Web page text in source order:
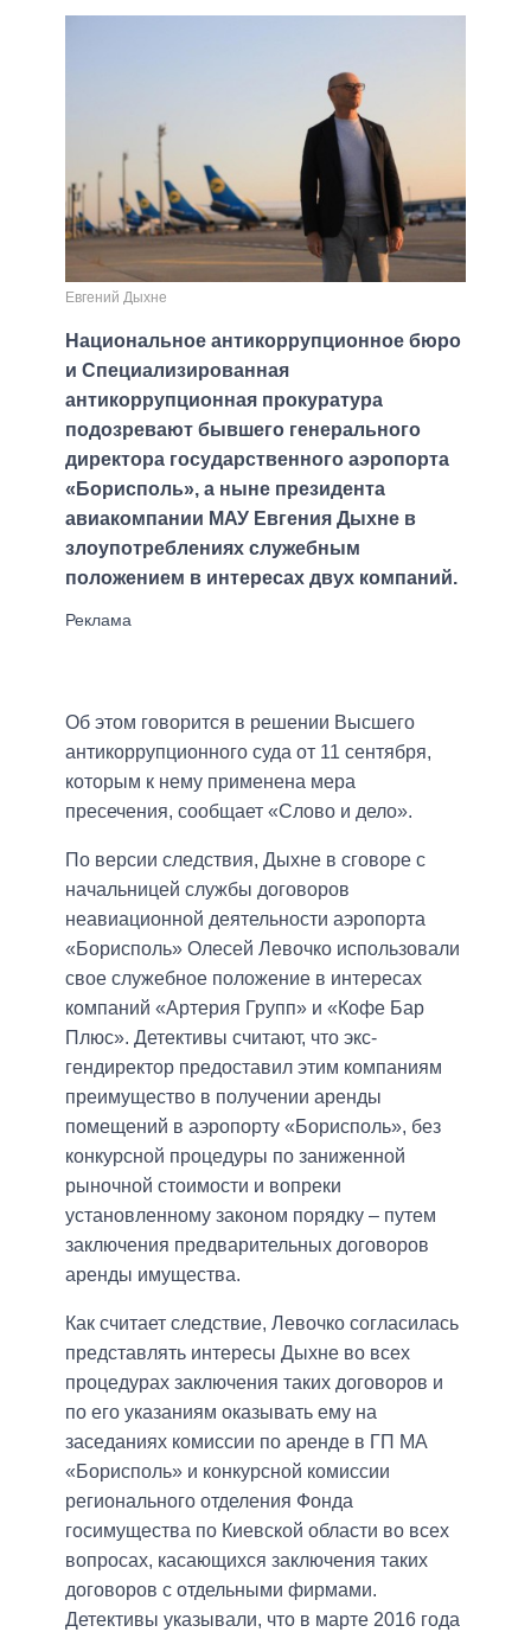
Евгений Дыхне
Национальное антикоррупционное бюро
и Специализированная
антикоррупционная прокуратура
подозревают бывшего генерального
директора государственного аэропорта
«Борисполь», а ныне президента
авиакомпании МАУ Евгения Дыхне в
злоупотреблениях служебным
положением в интересах двух компаний.
Об этом говорится в решении Высшего
антикоррупционного суда от 11 сентября,
которым к нему применена мера
пресечения, сообщает «Слово и дело».
По версии следствия, Дыхне в сговоре с
начальницей службы договоров
неавиационной деятельности аэропорта
«Борисполь» Олесей Левочко использовали
свое служебное положение в интересах
компаний «Артерия Групп» и «Кофе Бар
Плюс». Детективы считают, что экс-
гендиректор предоставил этим компаниям
преимущество в получении аренды
помещений в аэропорту «Борисполь», без
конкурсной процедуры по заниженной
рыночной стоимости и вопреки
установленному законом порядку – путем
заключения предварительных договоров
аренды имущества.
Как считает следствие, Левочко согласилась
представлять интересы Дыхне во всех
процедурах заключения таких договоров и
по его указаниям оказывать ему на
заседаниях комиссии по аренде в ГП МА
«Борисполь» и конкурсной комиссии
регионального отделения Фонда
госимущества по Киевской области во всех
вопросах, касающихся заключения таких
договоров с отдельными фирмами.
Детективы указывали, что в марте 2016 года